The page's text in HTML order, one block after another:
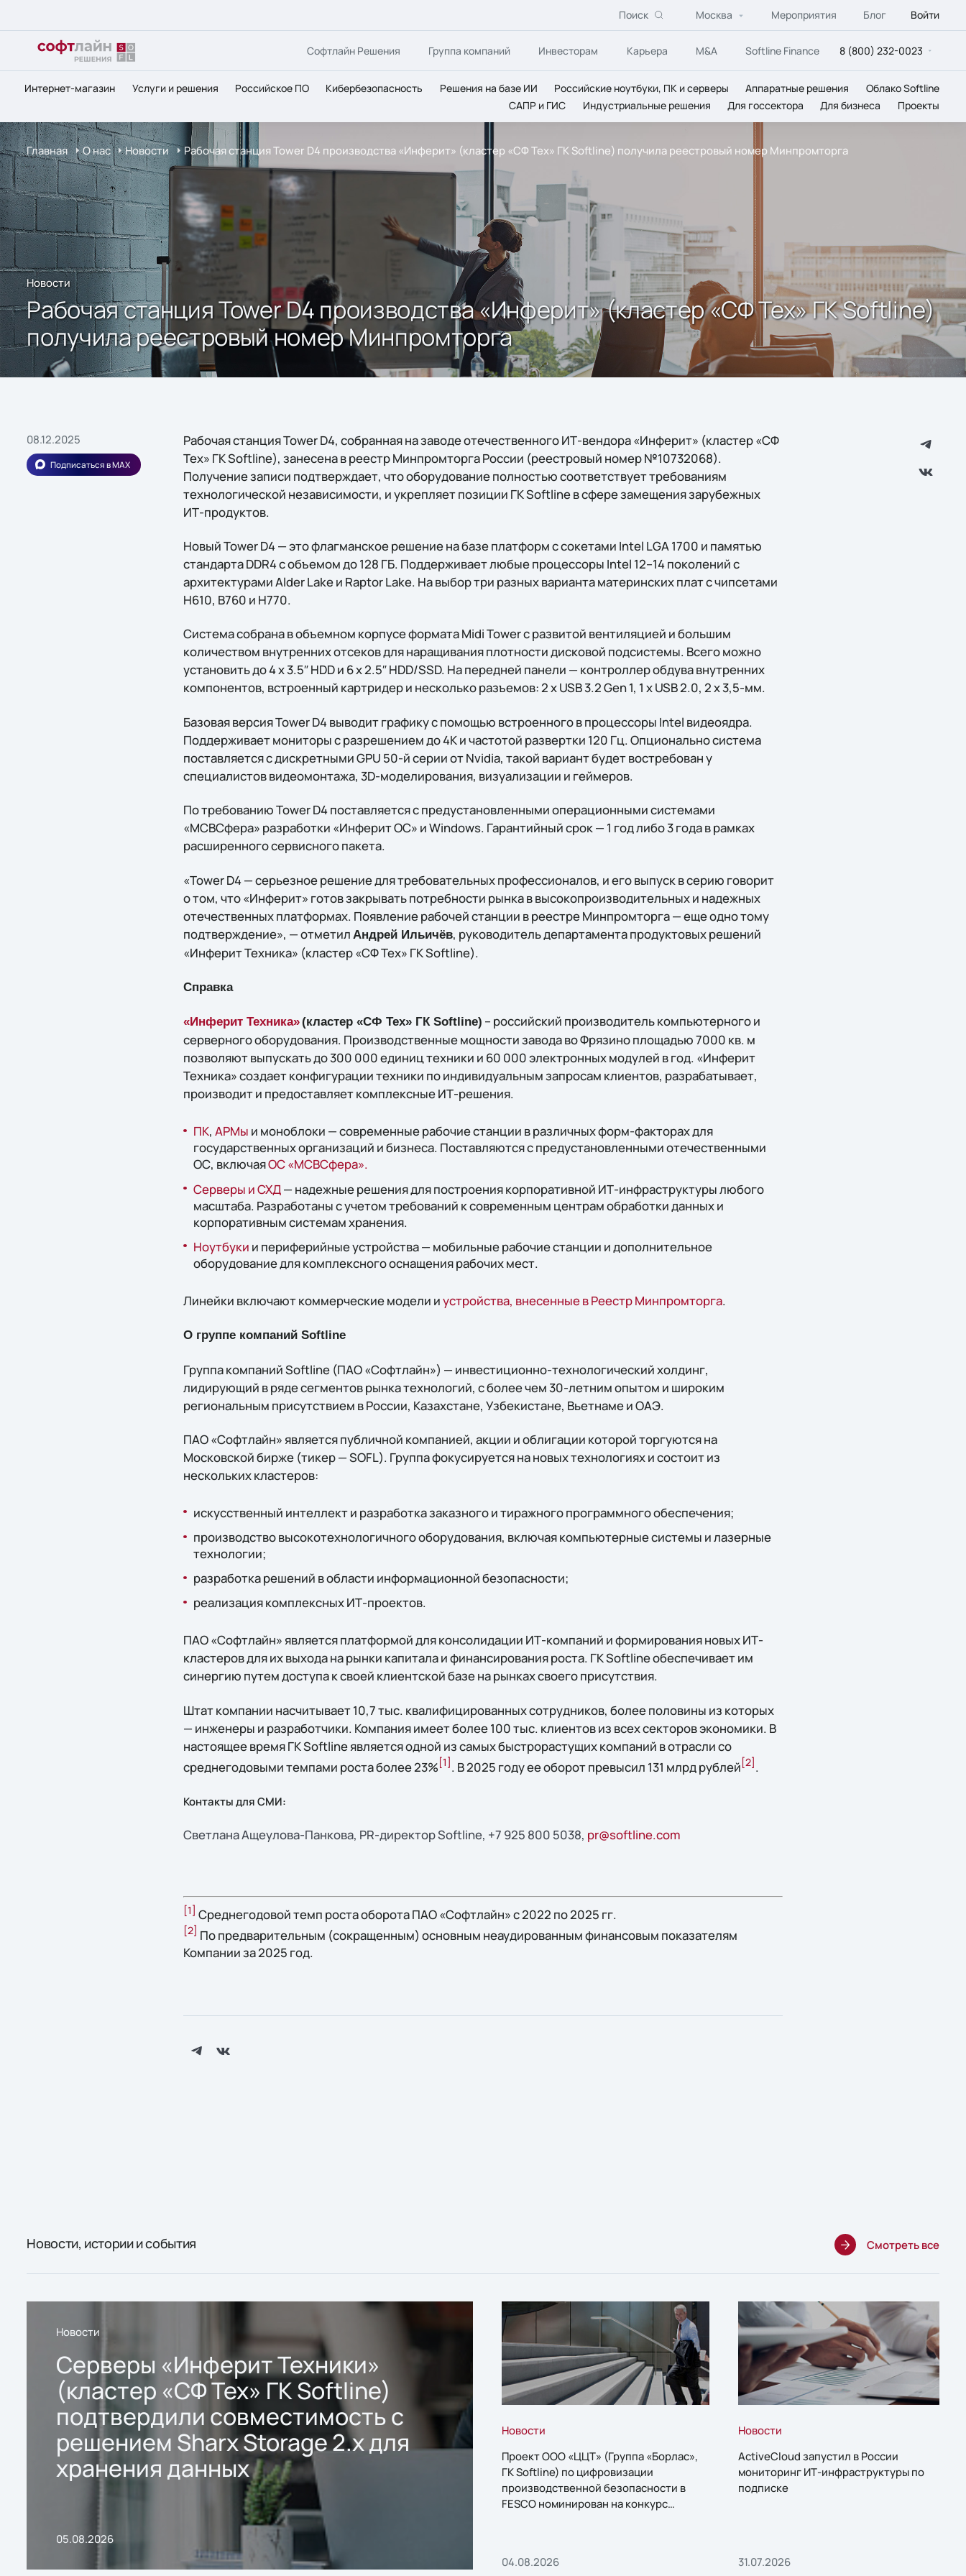
Поиск Москва Мероприятия Блог Войти
Софтлайн Решения Группа компаний Инвесторам Карьера M&A Softline Finance 8 (800) 232-0023
Интернет-магазин Услуги и решения Российское ПО Кибербезопасность Решения на базе ИИ Российские ноутбуки, ПК и серверы Аппаратные решения
Облако Softline
САПР и ГИС
Индустриальные решения Для госсектора Для бизнеса Проекты
Главная О нас Новости Рабочая станция Tower D4 производства «Инферит» (кластер «СФ Тех» ГК Softline) получила реестровый номер Минпромторга
Новости
Рабочая станция Tower D4 производства «Инферит» (кластер «СФ Тех» ГК Softline)
получила реестровый номер Минпромторга
08.12.2025
Подписаться в MAX
Рабочая станция Tower D4, собранная на заводе отечественного ИТ-вендора «Инферит» (кластер «СФ
Тех» ГК Softline), занесена в реестр Минпромторга России (реестровый номер №10732068).
Получение записи подтверждает, что оборудование полностью соответствует требованиям
технологической независимости, и укрепляет позиции ГК Softline в сфере замещения зарубежных
ИТ-продуктов.
Новый Tower D4 — это флагманское решение на базе платформ с сокетами Intel LGA 1700 и памятью
стандарта DDR4 с объемом до 128 ГБ. Поддерживает любые процессоры Intel 12–14 поколений с
архитектурами Alder Lake и Raptor Lake. На выбор три разных варианта материнских плат с чипсетами
H610, B760 и H770.
Система собрана в объемном корпусе формата Midi Tower с развитой вентиляцией и большим
количеством внутренних отсеков для наращивания плотности дисковой подсистемы. Всего можно
установить до 4 x 3.5″ HDD и 6 x 2.5″ HDD/SSD. На передней панели — контроллер обдува внутренних
компонентов, встроенный картридер и несколько разъемов: 2 x USB 3.2 Gen 1, 1 x USB 2.0, 2 x 3,5-мм.
Базовая версия Tower D4 выводит графику с помощью встроенного в процессоры Intel видеоядра.
Поддерживает мониторы с разрешением до 4K и частотой развертки 120 Гц. Опционально система
поставляется с дискретными GPU 50-й серии от Nvidia, такой вариант будет востребован у
специалистов видеомонтажа, 3D-моделирования, визуализации и геймеров.
По требованию Tower D4 поставляется с предустановленными операционными системами
«МСВСфера» разработки «Инферит ОС» и Windows. Гарантийный срок — 1 год либо 3 года в рамках
расширенного сервисного пакета.
«Tower D4 — серьезное решение для требовательных профессионалов, и его выпуск в серию говорит
о том, что «Инферит» готов закрывать потребности рынка в высокопроизводительных и надежных
отечественных платформах. Появление рабочей станции в реестре Минпромторга — еще одно тому
подтверждение», — отметил Андрей Ильичёв, руководитель департамента продуктовых решений
«Инферит Техника» (кластер «СФ Тех» ГК Softline).
Справка
«Инферит Техника»(кластер «СФ Тех» ГК Softline) – российский производитель компьютерного и
серверного оборудования. Производственные мощности завода во Фрязино площадью 7000 кв. м
позволяют выпускать до 300 000 единиц техники и 60 000 электронных модулей в год. «Инферит
Техника» создает конфигурации техники по индивидуальным запросам клиентов, разрабатывает,
производит и предоставляет комплексные ИТ-решения.
ПК, АРМы и моноблоки — современные рабочие станции в различных форм-факторах для
государственных организаций и бизнеса. Поставляются с предустановленными отечественными
ОС, включаяОС «МСВСфера».
Серверы и СХД— надежные решения для построения корпоративной ИТ-инфраструктуры любого
масштаба. Разработаны с учетом требований к современным центрам обработки данных и
корпоративным системам хранения.
Ноутбуки и периферийные устройства — мобильные рабочие станции и дополнительное
оборудование для комплексного оснащения рабочих мест.
Линейки включают коммерческие модели иустройства, внесенные в Реестр Минпромторга.
О группе компаний Softline
Группа компаний Softline (ПАО «Софтлайн») — инвестиционно-технологический холдинг,
лидирующий в ряде сегментов рынка технологий, c более чем 30-летним опытом и широким
региональным присутствием в России, Казахстане, Узбекистане, Вьетнаме и ОАЭ.
ПАО «Софтлайн» является публичной компанией, акции и облигации которой торгуются на
Московской бирже (тикер — SOFL). Группа фокусируется на новых технологиях и состоит из
нескольких кластеров:
искусственный интеллект и разработка заказного и тиражного программного обеспечения;
производство высокотехнологичного оборудования, включая компьютерные системы и лазерные
технологии;
разработка решений в области информационной безопасности;
реализация комплексных ИТ-проектов.
ПАО «Софтлайн» является платформой для консолидации ИТ-компаний и формирования новых ИТ-
кластеров для их выхода на рынки капитала и финансирования роста. ГК Softline обеспечивает им
синергию путем доступа к своей клиентской базе на рынках своего присутствия.
Штат компании насчитывает 10,7 тыс. квалифицированных сотрудников, более половины из которых
— инженеры и разработчики. Компания имеет более 100 тыс. клиентов из всех секторов экономики. В
настоящее время ГК Softline является одной из самых быстрорастущих компаний в отрасли со
среднегодовыми темпами роста более 23% [1] . В 2025 году ее оборот превысил 131 млрд рублей [2] .
Контакты для СМИ:
Светлана Ащеулова-Панкова, PR-директор Softline, +7 925 800 5038, pr@softline.com
[1] Среднегодовой темп роста оборота ПАО «Софтлайн» с 2022 по 2025 гг.
[2] По предварительным (сокращенным) основным неаудированным финансовым показателям
Компании за 2025 год.
Новости, истории и события Смотреть все
Новости
Серверы «Инферит Техники»
(кластер «СФ Тех» ГК Softline)
подтвердили совместимость с
решением Sharx Storage 2.x для
хранения данных
05.08.2026
Новости
Проект ООО «ЦЦТ» (Группа «Борлас»,
ГК Softline) по цифровизации
производственной безопасности в
FESCO номинирован на конкурс
04.08.2026
Новости
ActiveCloud запустил в России
мониторинг ИТ-инфраструктуры по
подписке
31.07.2026